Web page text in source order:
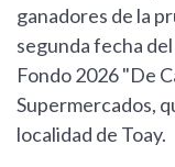
ganadores de la
segunda fecha
Fondo 2026 "De
Supermercados,
localidad de Toay.